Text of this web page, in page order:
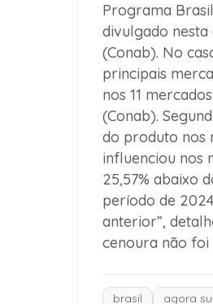
Programa
divulgado
(Conab). No
principais
nos 11
(Conab).
do produto nos
influenciou nos
25,57% abaixo
período de
anterior”,
cenoura não foi
brasil agora